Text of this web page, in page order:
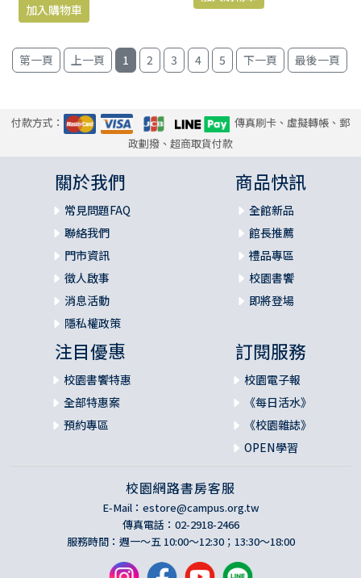
1 2 3 4 5
付款方式：
傳真刷卡、虛擬轉帳、郵
政劃撥、超商取貨付款
關於我們
常見問題FAQ
聯絡我們
門市資訊
徵人啟事
消息活動
隱私權政策
商品快訊
全館新品
館長推薦
禮品專區
校園書饗
即將登場
注目優惠
校園書饗特惠
全部特惠案
預約專區
訂閱服務
校園電子報
《每日活水》
《校園雜誌》
OPEN學習
校園網路書房客服
E-Mail： estore@campus.org.tw
傳真電話：02-2918-2466
服務時間：週一～五 10:00～12:30；13:30～18:00